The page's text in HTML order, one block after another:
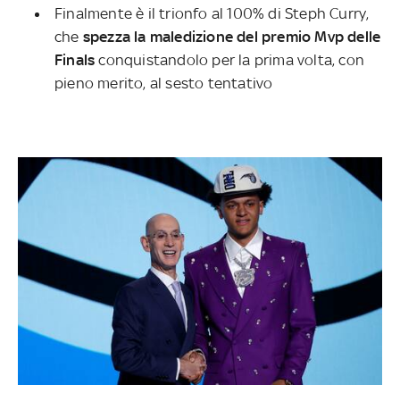
Finalmente è il trionfo al 100% di Steph Curry,
che spezza la maledizione del premio Mvp delle
Finals conquistandolo per la prima volta, con
pieno merito, al sesto tentativo